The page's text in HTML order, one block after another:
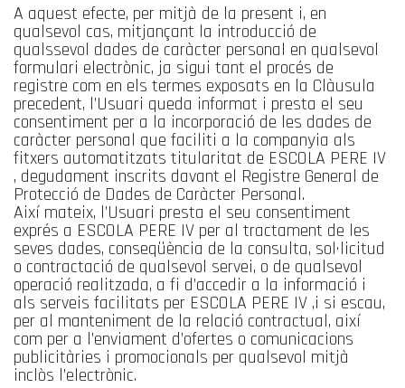
A aquest efecte, per mitjà de la present i, en
qualsevol cas, mitjançant la introducció de
qualssevol dades de caràcter personal en qualsevol
formulari electrònic, ja sigui tant el procés de
registre com en els termes exposats en la Clàusula
precedent, l’Usuari queda informat i presta el seu
consentiment per a la incorporació de les dades de
caràcter personal que faciliti a la companyia als
fitxers automatitzats titularitat de ESCOLA PERE IV
, degudament inscrits davant el Registre General de
Protecció de Dades de Caràcter Personal.
Així mateix, l’Usuari presta el seu consentiment
exprés a ESCOLA PERE IV per al tractament de les
seves dades, conseqüència de la consulta, sol·licitud
o contractació de qualsevol servei, o de qualsevol
operació realitzada, a fi d’accedir a la informació i
als serveis facilitats per ESCOLA PERE IV ,i si escau,
per al manteniment de la relació contractual, així
com per a l’enviament d’ofertes o comunicacions
publicitàries i promocionals per qualsevol mitjà
inclòs l’electrònic.